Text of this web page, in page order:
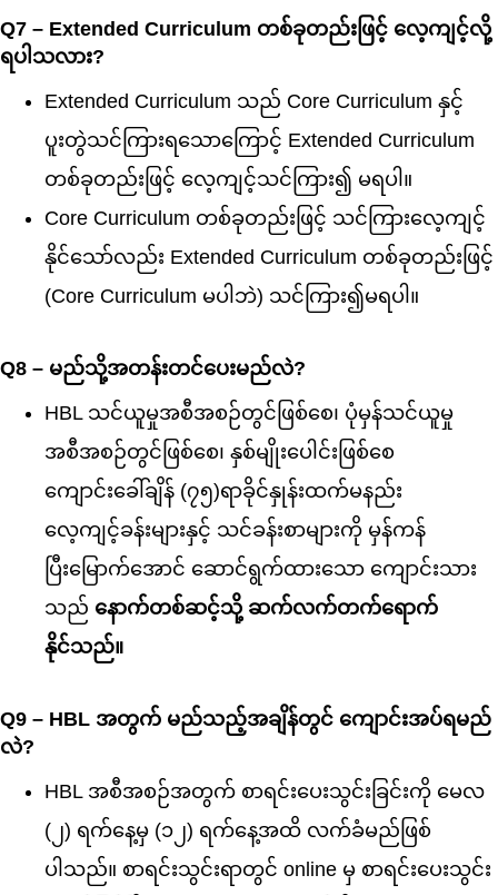
Q7 – Extended Curriculum တစ်ခုတည်းဖြင့် လေ့ကျင့်လို့
ရပါသလား?
Extended Curriculum သည် Core Curriculum နှင့်
ပူးတွဲသင်ကြားရသောကြောင့် Extended Curriculum
တစ်ခုတည်းဖြင့် လေ့ကျင့်သင်ကြား၍ မရပါ။
Core Curriculum တစ်ခုတည်းဖြင့် သင်ကြား‌လေ့ကျင့်
နိုင်သော်လည်း Extended Curriculum တစ်ခုတည်းဖြင့်
(Core Curriculum မပါဘဲ) သင်ကြား၍မရပါ။
Q8 – မည်သို့အတန်းတင်ပေးမည်လဲ?
HBL သင်ယူမှုအစီအစဉ်တွင်ဖြစ်စေ၊ ပုံမှန်သင်ယူမှု
အစီအစဉ်တွင်ဖြစ်စေ၊ နှစ်မျိုးပေါင်းဖြစ်စေ
ကျောင်းခေါ်ချိန် (၇၅)ရာခိုင်နှုန်းထက်မနည်း
လေ့ကျင့်ခန်းများနှင့် သင်ခန်းစာများကို မှန်ကန်
ပြီး‌မြောက်အောင် ဆောင်ရွက်ထားသော ကျောင်းသား
သည် နောက်တစ်ဆင့်သို့ ဆက်လက်တက်ရောက်
နိုင်သည်။
Q9 – HBL အတွက် မည်သည့်အချိန်တွင် ကျောင်းအပ်ရမည်
လဲ?
HBL အစီအစဉ်အတွက် စာရင်းပေးသွင်းခြင်းကို မေလ
(၂) ရက်နေ့မှ (၁၂) ရက်နေ့အထိ လက်ခံမည်ဖြစ်
ပါသည်။ စာရင်းသွင်းရာတွင် online မှ စာရင်းပေးသွင်း